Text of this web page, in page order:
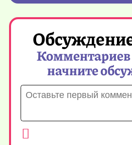
Комментариев
начните